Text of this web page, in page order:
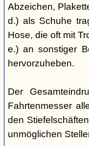
Abzeichen,
d.) als Schuhe
Hose, die oft mit
e.) an sonstiger
hervorzuheben.
Der
Fahrtenmesser
den
unmöglichen